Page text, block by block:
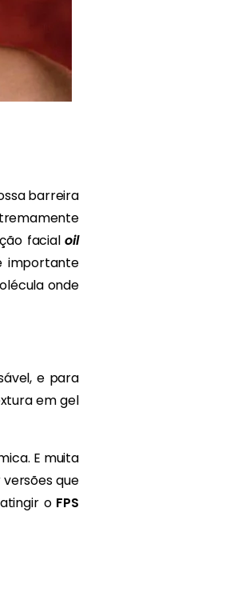
barreira
facialoil
importante
onde
e para
em gel
E muita
que
o FPS